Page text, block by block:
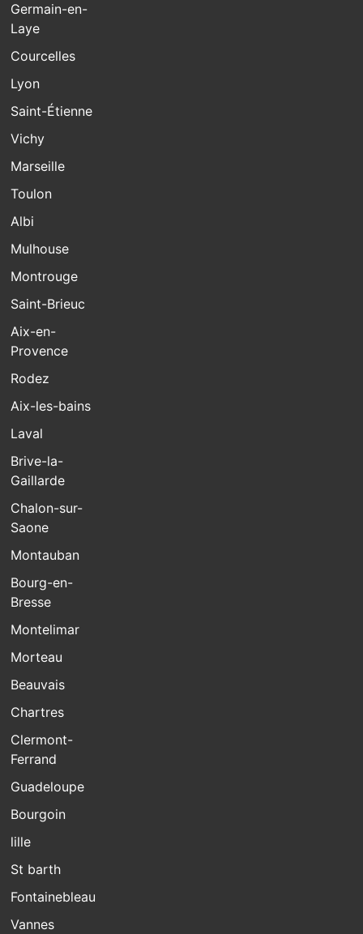
Germain-en-
Laye
Courcelles
Lyon
Saint-Étienne
Vichy
Marseille
Toulon
Albi
Mulhouse
Montrouge
Saint-Brieuc
Aix-en-
Provence
Rodez
Aix-les-bains
Laval
Brive-la-
Gaillarde
Chalon-sur-
Saone
Montauban
Bourg-en-
Bresse
Montelimar
Morteau
Beauvais
Chartres
Clermont-
Ferrand
Guadeloupe
Bourgoin
lille
St barth
Fontainebleau
Vannes